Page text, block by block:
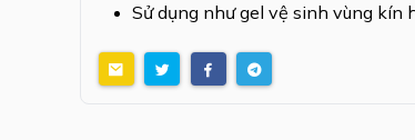
Sử dụng như gel vệ sinh vùng kín